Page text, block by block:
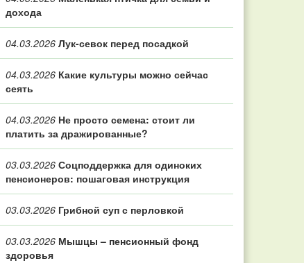
дохода
04.03.2026 Лук-севок перед посадкой
04.03.2026 Какие культуры можно сейчас
сеять
04.03.2026 Не просто семена: стоит ли
платить за дражированные?
03.03.2026 Соцподдержка для одиноких
пенсионеров: пошаговая инструкция
03.03.2026 Грибной суп с перловкой
03.03.2026 Мышцы – пенсионный фонд
здоровья